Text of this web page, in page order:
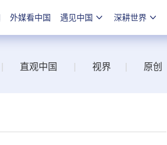
外媒看中国 遇见中国 深耕世界
直观中国 视界 原创